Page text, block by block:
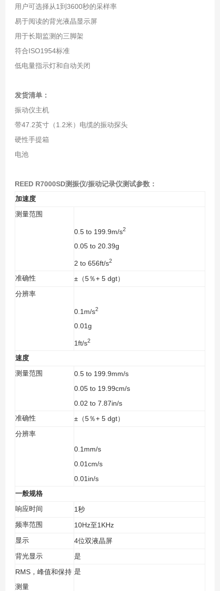
用户可选择从1到3600秒的采样率
易于阅读的背光液晶显示屏
用于长期监测的三脚架
符合ISO1954标准
低电量指示灯和自动关闭
发货清单：
振动仪主机
带47.2英寸（1.2米）电缆的振动探头
硬性手提箱
电池
REED R7000SD测振仪/振动记录仪测试参数：
加速度
测量范围
0.5 to 199.9m/s2
0.05 to 20.39g
2 to 656ft/s2
准确性 ±（5％+ 5 dgt）
分辨率
0.1m/s2
0.01g
1ft/s2
速度
测量范围
0.5 to 199.9mm/s
0.05 to 19.99cm/s
0.02 to 7.87in/s
准确性 ±（5％+ 5 dgt）
分辨率
0.1mm/s
0.01cm/s
0.01in/s
一般规格
响应时间 1 秒
频率范围 10Hz至1KHz
显示 4位双液晶屏
背光显示 是
RMS，峰值和保持
测量
是